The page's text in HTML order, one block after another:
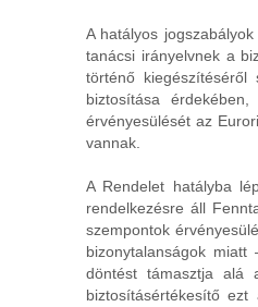
A hatályos
tanácsi irányelvnek a
történő
biztosítása
érvényesülését az
vannak.
A Rendelet hatályba
rendelkezésre áll
szempontok
bizonytalanságok
döntést támasztja alá
biztosításértékesítő